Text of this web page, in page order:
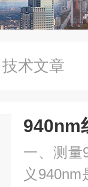
术文章
一、测量
义